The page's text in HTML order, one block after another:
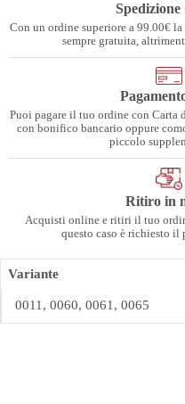
Con un ordine superiore a 99.00€ la
sempre gratuita,
Puoi pagare il tuo ordine con Carta
con bonifico bancario oppure
piccolo
Ritiro in
Acquisti online e ritiri il tuo
questo caso è richiesto il
Variante
0011, 0060, 0061, 0065